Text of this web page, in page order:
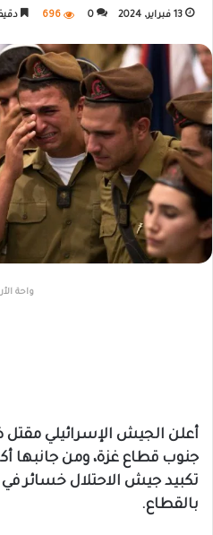
13 فبراير، 2024 0
696
واحة
أعلن الجيش الإسرائيلي
جنوب قطاع غزة، ومن جانبها
تكبيد جيش الاحتلال خسائر
بالقطاع.